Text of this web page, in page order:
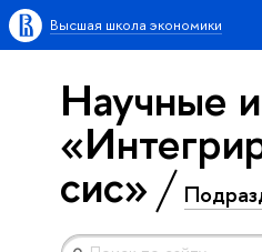
Высшая школа экономики
Научные
сис»